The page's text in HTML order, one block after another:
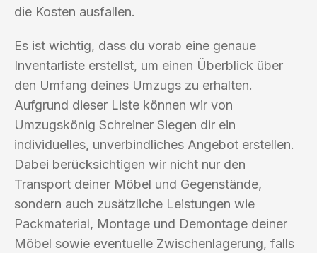
die Kosten ausfallen.
Es ist wichtig, dass du vorab eine genaue
Inventarliste erstellst, um einen Überblick über
den Umfang deines Umzugs zu erhalten.
Aufgrund dieser Liste können wir von
Umzugskönig Schreiner Siegen dir ein
individuelles, unverbindliches Angebot erstellen.
Dabei berücksichtigen wir nicht nur den
Transport deiner Möbel und Gegenstände,
sondern auch zusätzliche Leistungen wie
Packmaterial, Montage und Demontage deiner
Möbel sowie eventuelle Zwischenlagerung, falls